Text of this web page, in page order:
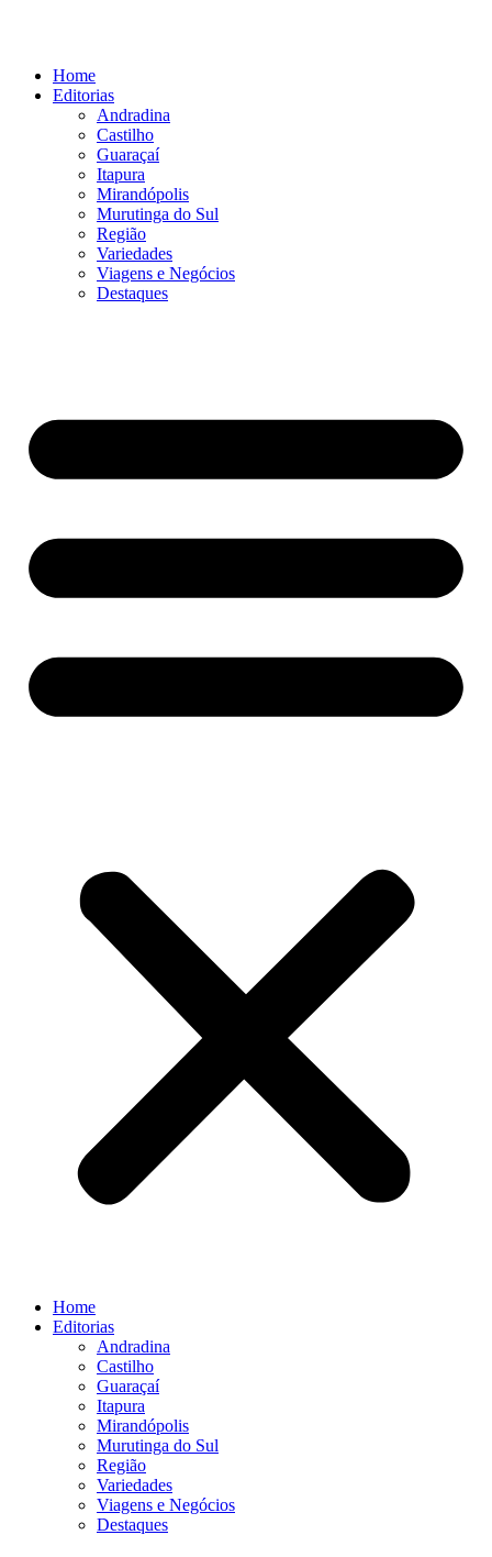
conteúdoHome
Editorias
Andradina
Castilho
Guaraçaí
Itapura
Mirandópolis
Murutinga do Sul
Região
Variedades
Viagens e Negócios
Destaques
Home
Editorias
Andradina
Castilho
Guaraçaí
Itapura
Mirandópolis
Murutinga do Sul
Região
Variedades
Viagens e Negócios
Destaques